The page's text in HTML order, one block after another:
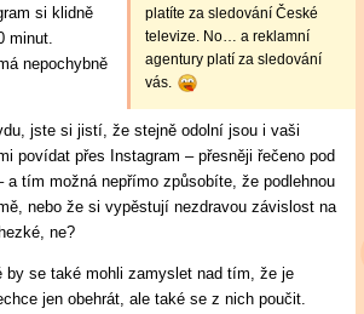
platíte za sledování České
televize. No… a reklamní
agentury platí za sledování
vás.
si klidně
minut.
nepochybně
jste si jistí, že stejně odolní jsou i vaši
povídat přes Instagram – přesněji řečeno pod
a tím možná nepřímo způsobíte, že podlehnou
nebo že si vypěstují nezdravou závislost na
ne?
by se také mohli zamyslet nad tím, že je
jen obehrát, ale také se z nich poučit.